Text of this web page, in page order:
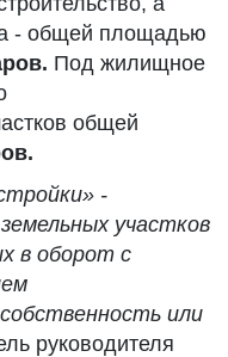
- общей площадью
Под жилищное
общей
.
-
участков
в оборот с
или
руководителя